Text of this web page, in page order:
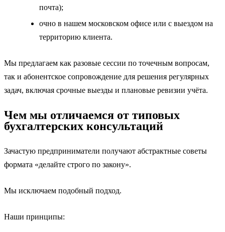
почта);
очно в нашем московском офисе или с выездом на
территорию клиента.
Мы предлагаем как разовые сессии по точечным вопросам,
так и абонентское сопровождение для решения регулярных
задач, включая срочные выезды и плановые ревизии учёта.
Чем мы отличаемся от типовых
бухгалтерских консультаций
Зачастую предприниматели получают абстрактные советы
формата «делайте строго по закону».
Мы исключаем подобный подход.
Наши принципы: